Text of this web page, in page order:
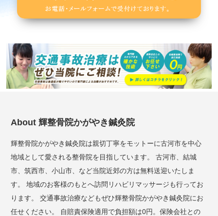
About 輝整骨院かがやき鍼灸院
輝整骨院かがやき鍼灸院は親切丁寧をモットーに古河市を中心
地域として愛される整骨院を目指しています。 古河市、結城
市、筑西市、小山市、など当院近郊の方は無料送迎いたしま
す。 地域のお客様のもとへ訪問リハビリマッサージも行ってお
ります。 交通事故治療などもぜひ輝整骨院かがやき鍼灸院にお
任せください。 自賠責保険適用で負担額は0円。保険会社との